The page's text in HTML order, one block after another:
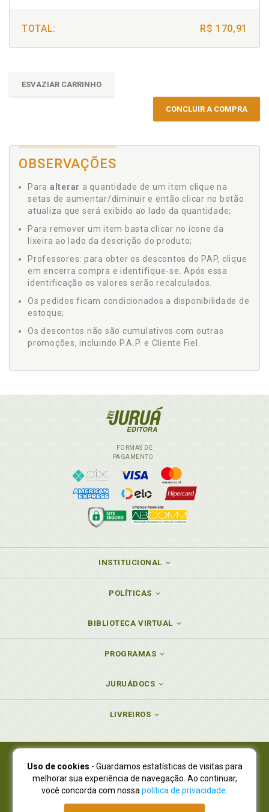
TOTAL: R$ 170,91
ESVAZIAR CARRINHO
CONCLUIR A COMPRA
OBSERVAÇÕES
Para alterar a quantidade de um item clique na
setas de aumentar/diminuir e então clicar no botão
atualiza que será exibido ao lado da quantidade;
Para remover um item basta clicar no ícone da
lixeira ao lado da descrição do produto;
Professores: para obter os descontos do PAP, clique
em encerra compra e identifique-se. Após essa
identificação os valores serão recalculados.
Os pedidos ficam condicionados a disponibilidade de
estoque;
Os descontos não são cumulativos com outras
promoções, incluindo P.A.P. e Cliente Fiel.
FORMAS DE
PAGAMENTO
INSTITUCIONAL
POLÍTICAS
BIBLIOTECA VIRTUAL
PROGRAMAS
JURUÁDOCS
LIVREIROS
Juruá Editora Ltda., CNPJ 77.535.508/0001-19
Juruá Informática Ltda., CNPJ 01.701.561/0001-80
NOVO ENDEREÇO:R. Flávio Dallegrave, 7665, São Lourenço |
Curitiba - Paraná - CEP 82210-310
Uso de cookies - Guardamos estatísticas de visitas para
melhorar sua experiência de navegação. Ao continuar,
você concorda com nossa política de privacidade